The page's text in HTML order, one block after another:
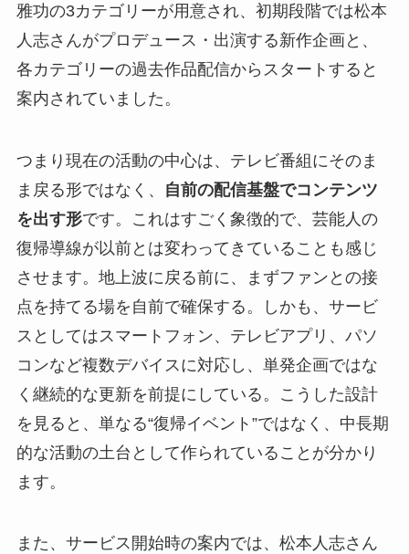
雅功の3カテゴリーが用意され、初期段階では松本
人志さんがプロデュース・出演する新作企画と、
各カテゴリーの過去作品配信からスタートすると
案内されていました。
つまり現在の活動の中心は、テレビ番組にそのま
ま戻る形ではなく、
自前の配信基盤でコンテンツ
を出す形です。これはすごく象徴的で、芸能人の
復帰導線が以前とは変わってきていることも感じ
させます。地上波に戻る前に、まずファンとの接
点を持てる場を自前で確保する。しかも、サービ
スとしてはスマートフォン、テレビアプリ、パソ
コンなど複数デバイスに対応し、単発企画ではな
く継続的な更新を前提にしている。こうした設計
を見ると、単なる“復帰イベント”ではなく、中長期
的な活動の土台として作られていることが分かり
ます。
また、サービス開始時の案内では、松本人志さん